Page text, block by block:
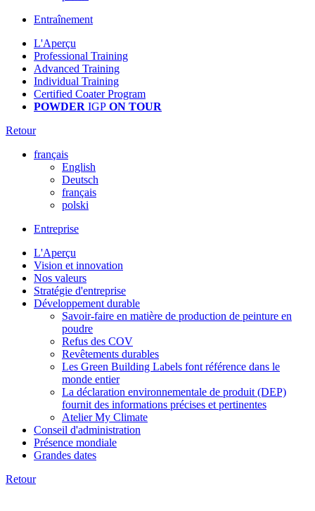
Entraînement
L'Aperçu
Professional Training
Advanced Training
Individual Training
Certified Coater Program
POWDER IGP ON TOUR
Retour
français
English
Deutsch
français
polski
Entreprise
L'Aperçu
Vision et innovation
Nos valeurs
Stratégie d'entreprise
Développement durable
Savoir-faire en matière de production de peinture en
poudre
Refus des COV
Revêtements durables
Les Green Building Labels font référence dans le
monde entier
La déclaration environnementale de produit (DEP)
fournit des informations précises et pertinentes
Atelier My Climate
Conseil d'administration
Présence mondiale
Grandes dates
Retour